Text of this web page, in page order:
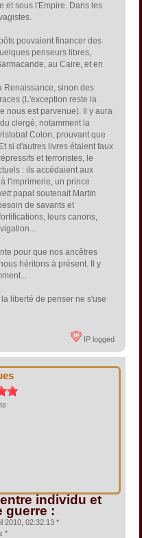
et sous l'Empire. Dans les
pouvaient financer des
penseurs libres,
au Caire, et en
Renaissance, sinon des
(L'exception reste la
nous est parvenue). Il y aura
clergé, notamment la
Colon, prouvant que
si d'autres livres étaient faux
et terroristes, le
: ils accédaient aux
l'imprimerie, un prince
papal soutenait Martin
de savants et
leurs canons,
pour que nos ancêtres
héritons à présent. Il y
liberté de penser ne s'use
IP logged
individu et
guerre :
2010, 02:32:13 *
*